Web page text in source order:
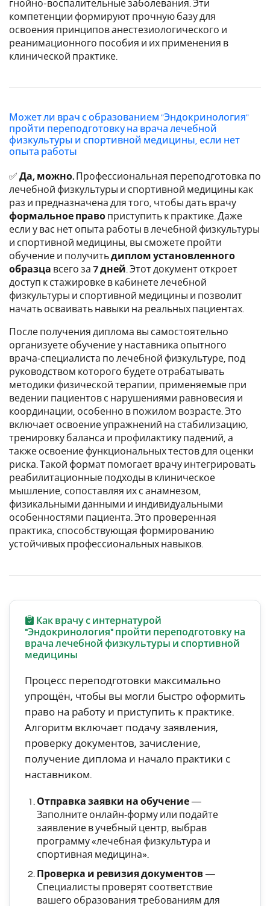
гнойно-воспалительные заболевания. Эти
компетенции формируют прочную базу для
освоения принципов анестезиологического и
реанимационного пособия и их применения в
клинической практике.
Может ли врач с образованием "Эндокринология"
пройти переподготовку на врача лечебной
физкультуры и спортивной медицины, если нет
опыта работы
✅ Да, можно. Профессиональная переподготовка по
лечебной физкультуры и спортивной медицины как
раз и предназначена для того, чтобы дать врачу
формальное право приступить к практике. Даже
если у вас нет опыта работы в лечебной физкультуры
и спортивной медицины, вы сможете пройти
обучение и получитьдиплом установленного
образца всего за 7 дней . Этот документ откроет
доступ к стажировке в кабинете лечебной
физкультуры и спортивной медицины и позволит
начать осваивать навыки на реальных пациентах.
После получения диплома вы самостоятельно
организуете обучение у наставника опытного
врача‑специалиста по лечебной физкультуре, под
руководством которого будете отрабатывать
методики физической терапии, применяемые при
ведении пациентов с нарушениями равновесия и
координации, особенно в пожилом возрасте. Это
включает освоение упражнений на стабилизацию,
тренировку баланса и профилактику падений, а
также освоение функциональных тестов для оценки
риска. Такой формат помогает врачу интегрировать
реабилитационные подходы в клиническое
мышление, сопоставляя их с анамнезом,
физикальными данными и индивидуальными
особенностями пациента. Это проверенная
практика, способствующая формированию
устойчивых профессиональных навыков.
Как врачу с интернатурой
"Эндокринология" пройти переподготовку на
врача лечебной физкультуры и спортивной
медицины
Процесс переподготовки максимально
упрощён, чтобы вы могли быстро оформить
право на работу и приступить к практике.
Алгоритм включает подачу заявления,
проверку документов, зачисление,
получение диплома и начало практики с
наставником.
Отправка заявки на обучение—
Заполните онлайн‑форму или подайте
заявление в учебный центр, выбрав
программу «лечебная физкультура и
спортивная медицина».
Проверка и ревизия документов—
Специалисты проверят соответствие
вашего образования требованиям для